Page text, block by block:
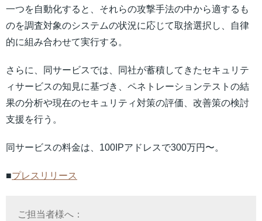
一つを自動化すると、それらの攻撃手法の中から適するも
のを調査対象のシステムの状況に応じて取捨選択し、自律
的に組み合わせて実行する。
さらに、同サービスでは、同社が蓄積してきたセキュリテ
ィサービスの知見に基づき、ペネトレーションテストの結
果の分析や現在のセキュリティ対策の評価、改善策の検討
支援を行う。
同サービスの料金は、100IPアドレスで300万円〜。
■プレスリリース
ご担当者様へ：